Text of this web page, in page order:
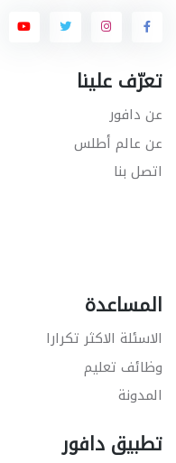
تعرّف علينا
عن دافور
عن عالم أطلس
اتصل بنا
المساعدة
الاسئلة الاكثر تكرارا
وظائف تعليم
المدونة
تطبيق دافور